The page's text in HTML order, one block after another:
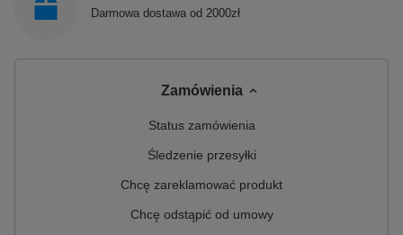
Darmowa dostawa od 2000zł
Zamówienia
Status zamówienia
Śledzenie przesyłki
Chcę zareklamować produkt
Chcę odstąpić od umowy